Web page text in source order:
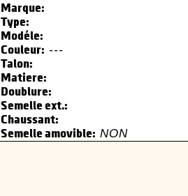
Marque:
Type:
Modéle:
Couleur: ---
Talon:
Matiere:
Doublure:
Semelle ext.:
Chaussant:
Semelle amovible: NON